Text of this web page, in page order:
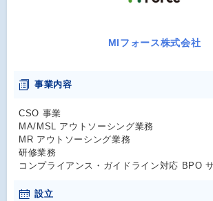
MIフォース株式会社
事業内容
CSO 事業
MA/MSL アウトソーシング業務
MR アウトソーシング業務
研修業務
コンプライアンス・ガイドライン対応 BPO
設立